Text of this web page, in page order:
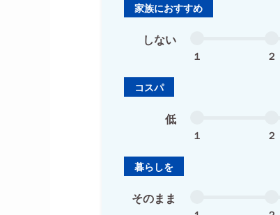
家族におすすめ
しない
１ ２
コスパ
低
１ ２
暮らしを
そのまま